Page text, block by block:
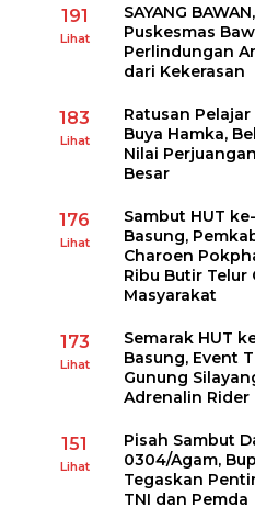
191
Lihat
SAYANG
Puskesmas
Perlindungan
dari Kekerasan
183
Lihat
Ratusan
Buya Hamka,
Nilai
Besar
176
Lihat
Sambut HUT
Basung,
Charoen
Ribu Butir Telur
Masyarakat
173
Lihat
Semarak HUT
Basung, Event
Gunung
Adrenalin Rider
151
Lihat
Pisah Sambut
0304/Agam,
Tegaskan
TNI dan Pemda